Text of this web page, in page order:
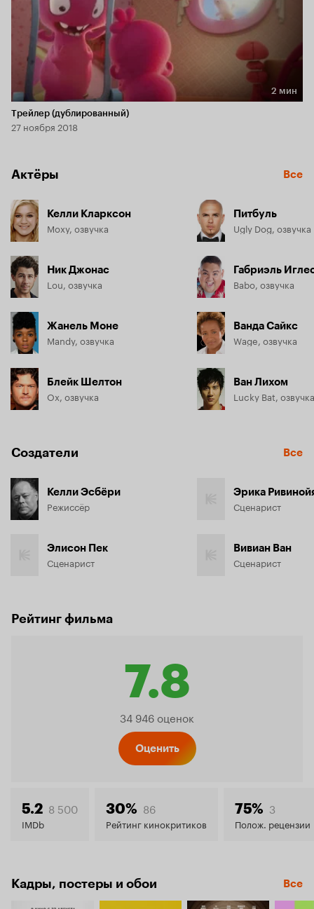
Длительность 2 мин
2 мин
Трейлер (дублированный)
27 ноября 2018
Актёры Все
Келли Кларксон
Moxy, озвучка
Ник Джонас
Lou, озвучка
Жанель Моне
Mandy, озвучка
Блейк Шелтон
Ox, озвучка
Питбуль
Ugly Dog, озвучка
Габриэль
Babo, озвучка
Ванда Сайкс
Wage, озвучка
Ван Лихом
Lucky Bat, озвучка
Создатели Все
Келли Эсбёри
Режиссёр
Элисон Пек
Сценарист
Эрика
Сценарист
Вивиан Ван
Сценарист
Рейтинг фильма
7.8
Рейтинг
7.8
34 946 оценок
Оценить
5.2 8 500
IMDb
30% 86
Рейтинг кинокритиков
75% 3
Полож. рецензии
Кадры, постеры и обои Все